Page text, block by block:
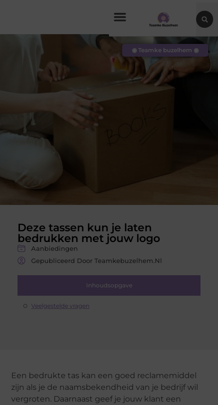
Deze tassen kun je laten
bedrukken met jouw logo
Aanbiedingen
Gepubliceerd Door Teamkebuzelhem.nl
Inhoudsopgave
Veelgestelde vragen
◉ Teamke buzelhem ◉
Een bedrukte tas kan een goed reclamemiddel
zijn als je de naamsbekendheid van je bedrijf wil
vergroten. Daarnaast geef je jouw klant een